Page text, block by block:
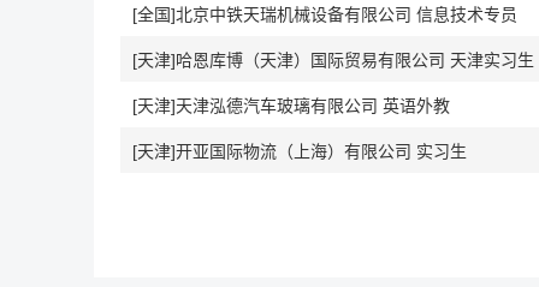
[全国]北京中铁天瑞机械设备有限公司 信息技术专员
[天津]哈恩库博（天津）国际贸易有限公司 天津实习生
[天津]天津泓德汽车玻璃有限公司 英语外教
[天津]开亚国际物流（上海）有限公司 实习生